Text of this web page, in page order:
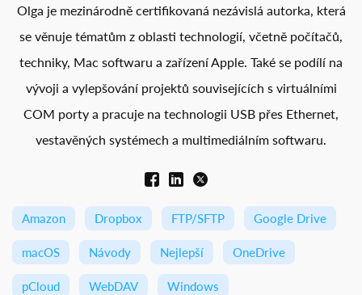
Olga je mezinárodně certifikovaná nezávislá autorka, která
se věnuje tématům z oblasti technologií, včetně počítačů,
techniky, Mac softwaru a zařízení Apple. Také se podílí na
vývoji a vylepšování projektů souvisejících s virtuálními
COM porty a pracuje na technologii USB přes Ethernet,
vestavěných systémech a multimediálním softwaru.
Amazon Dropbox FTP/SFTP Google Drive
macOS Návody Nejlepší OneDrive
pCloud WebDAV Windows